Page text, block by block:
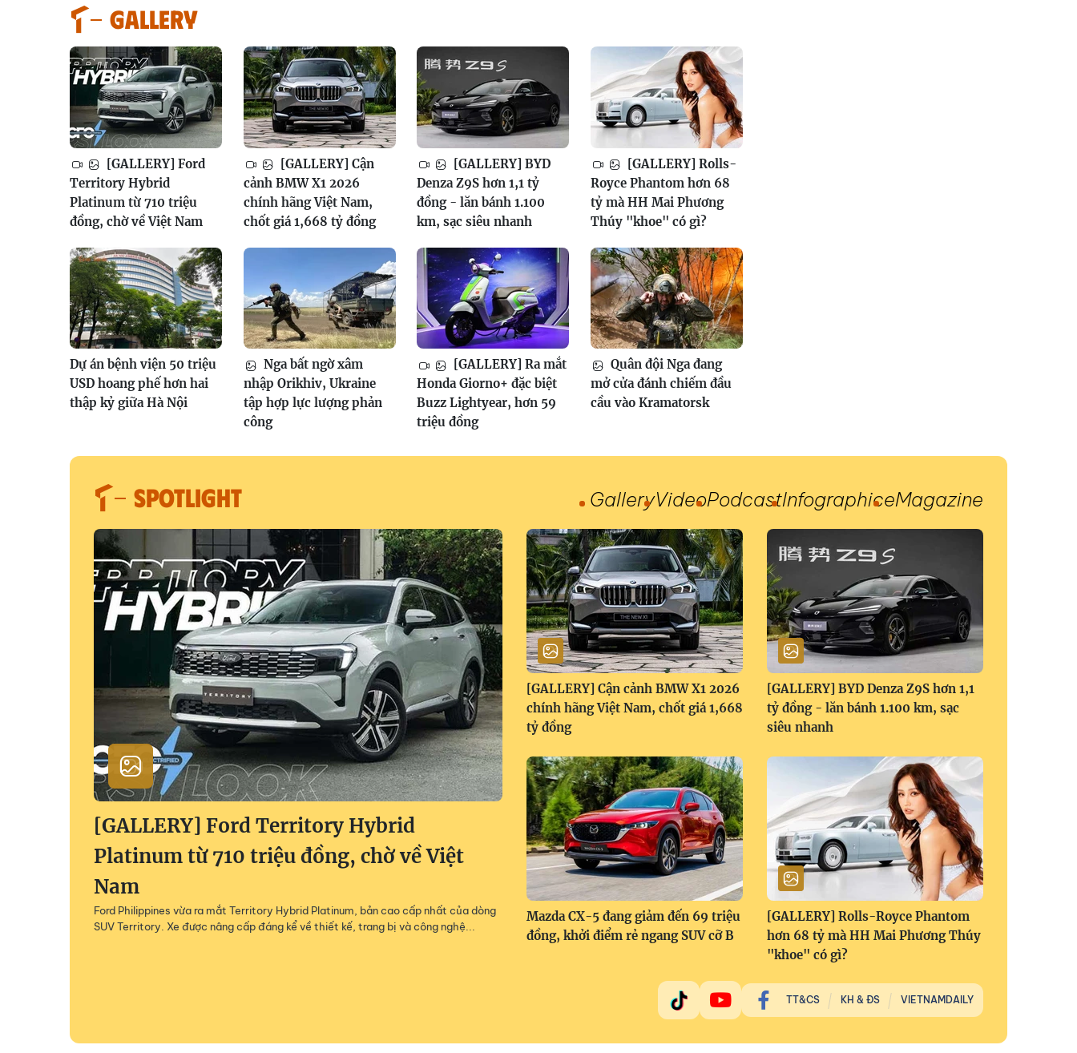
GALLERY
[GALLERY] Ford
Territory Hybrid
Platinum từ 710 triệu
đồng, chờ về Việt Nam
[GALLERY] Cận
cảnh BMW X1 2026
chính hãng Việt Nam,
chốt giá 1,668 tỷ đồng
[GALLERY] BYD
Denza Z9S hơn 1,1 tỷ
đồng - lăn bánh 1.100
km, sạc siêu nhanh
[GALLERY] Rolls-
Royce Phantom hơn 68
tỷ mà HH Mai Phương
Thúy "khoe" có gì?
Dự án bệnh viện 50 triệu
USD hoang phế hơn hai
thập kỷ giữa Hà Nội
Nga bất ngờ xâm
nhập Orikhiv, Ukraine
tập hợp lực lượng phản
công
[GALLERY] Ra mắt
Honda Giorno+ đặc biệt
Buzz Lightyear, hơn 59
triệu đồng
Quân đội Nga đang
mở cửa đánh chiếm đầu
cầu vào Kramatorsk
SPOTLIGHT GalleryVideoPodcastInfographiceMagazine
[GALLERY] Ford Territory Hybrid
Platinum từ 710 triệu đồng, chờ về Việt
Nam
Ford Philippines vừa ra mắt Territory Hybrid Platinum, bản cao cấp nhất của dòng
SUV Territory. Xe được nâng cấp đáng kể về thiết kế, trang bị và công nghệ...
[GALLERY] Cận cảnh BMW X1 2026
chính hãng Việt Nam, chốt giá 1,668
tỷ đồng
[GALLERY] BYD Denza Z9S hơn 1,1
tỷ đồng - lăn bánh 1.100 km, sạc
siêu nhanh
Mazda CX-5 đang giảm đến 69 triệu
đồng, khởi điểm rẻ ngang SUV cỡ B
[GALLERY] Rolls-Royce Phantom
hơn 68 tỷ mà HH Mai Phương Thúy
"khoe" có gì?
TT&CS KH & ĐS VIETNAMDAILY